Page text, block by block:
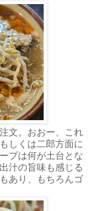
文。おおー、これ
しくは二郎方面に
プは何が土台とな
汁の旨味も感じる
あり、もちろんゴ